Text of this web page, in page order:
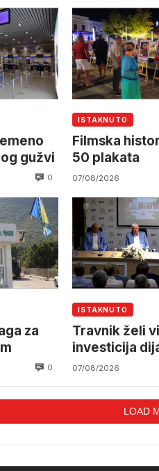
gužvi
0
ISTAKNUTO
Filmska
50 plakata
07/08/2026
za
0
ISTAKNUTO
Travnik želi
investicija
07/08/2026
LOAD